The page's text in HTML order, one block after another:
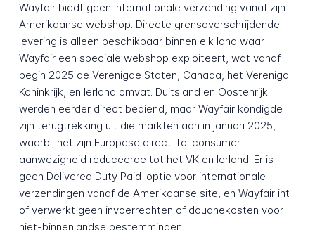
Wayfair biedt geen internationale verzending vanaf zijn
Amerikaanse webshop. Directe grensoverschrijdende
levering is alleen beschikbaar binnen elk land waar
Wayfair een speciale webshop exploiteert, wat vanaf
begin 2025 de Verenigde Staten, Canada, het Verenigd
Koninkrijk, en Ierland omvat. Duitsland en Oostenrijk
werden eerder direct bediend, maar Wayfair kondigde
zijn terugtrekking uit die markten aan in januari 2025,
waarbij het zijn Europese direct-to-consumer
aanwezigheid reduceerde tot het VK en Ierland. Er is
geen Delivered Duty Paid-optie voor internationale
verzendingen vanaf de Amerikaanse site, en Wayfair int
of verwerkt geen invoerrechten of douanekosten voor
niet-binnenlandse bestemmingen.